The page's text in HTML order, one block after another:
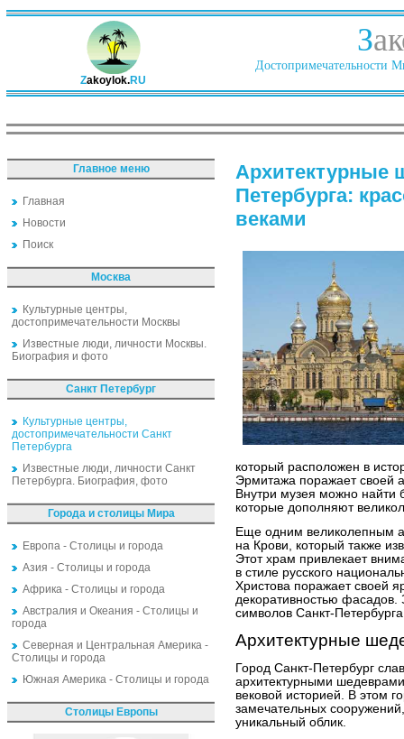
Zakoylok.RU
З
Достопримечательности
Главное меню
Главная
Новости
Поиск
Москва
Культурные центры,
достопримечательности Москвы
Известные люди, личности Москвы.
Биография и фото
Санкт Петербург
Культурные центры,
достопримечательности Санкт
Петербурга
Известные люди, личности Санкт
Петербурга. Биография, фото
Города и столицы Мира
Европа - Столицы и города
Азия - Столицы и города
Африка - Столицы и города
Австралия и Океания - Столицы и
города
Северная и Центральная Америка -
Столицы и города
Южная Америка - Столицы и города
Столицы Европы
Архитектурные
Петербурга:
веками
который расположен в
Эрмитажа поражает своей
Внутри музея можно найти
которые дополняют
Еще одним великолепным
на Крови, который также
Этот храм привлекает
в стиле русского
Христова поражает своей
декоративностью фасадов.
символов Санкт-
Архитектурные
Город Санкт-Петербург
архитектурными
вековой историей. В этом
замечательных
уникальный облик.